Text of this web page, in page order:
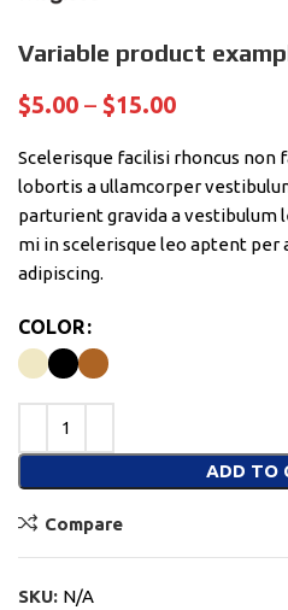
Variable product
$5.00 – $15.00
Scelerisque facilisi rhoncus non
lobortis a ullamcorper
parturient gravida a vestibulum
mi in scelerisque leo aptent
adipiscing.
COLOR
ADD TO
Compare
SKU: N/A